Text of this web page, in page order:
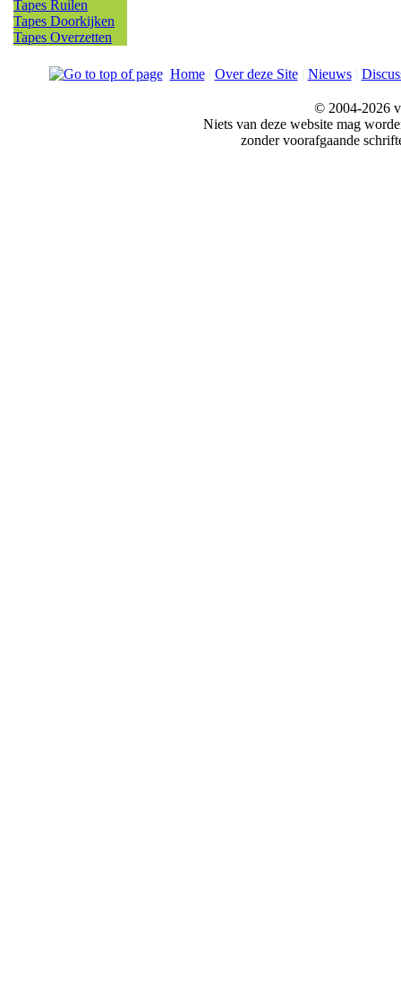
Tapes Ruilen
Tapes Doorkijken
Tapes Overzetten
Home| Over deze Site| Nieuws|
© 2004-2026
Niets van deze website mag
zonder voorafgaande